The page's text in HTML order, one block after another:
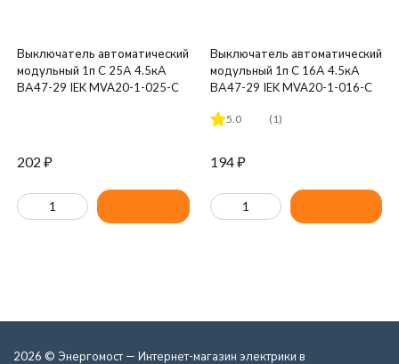
Выключатель автоматический
модульный 1п C 25А 4.5кА
ВА47-29 IEK MVA20-1-025-C
202 ₽
Выключатель автоматический
модульный 1п C 16А 4.5кА
ВА47-29 IEK MVA20-1-016-C
5.0 (1)
194₽
2026 © Энергомост — Интернет-магазин электрики в